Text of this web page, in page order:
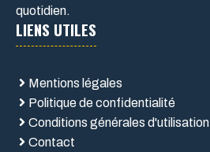
quotidien.
LIENS UTILES
Mentions légales
Politique de confidentialité
Conditions générales d'utilisation
Contact